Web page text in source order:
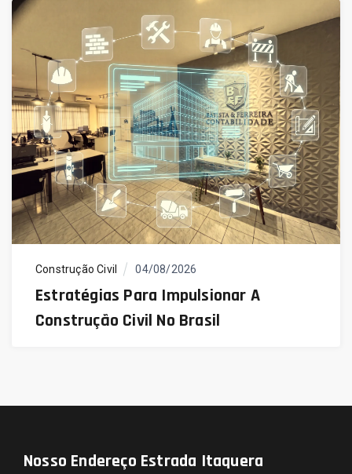
Construção Civil 04/08/2026
Estratégias Para Impulsionar A
Construção Civil No Brasil
Nosso Endereço Estrada Itaquera